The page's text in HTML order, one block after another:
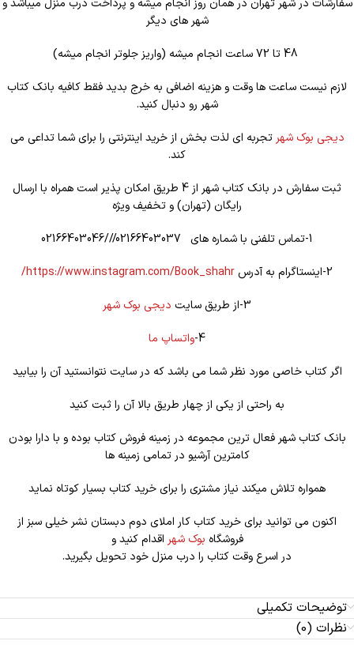
سفارشات در شهر تهران در همان روز انجام میشه و پرداخت درب منزل میباشد و
شهر های دیگر
لازم نیست ساعت ها وقت و هزینه اضافی به خرج بدید فقط کافیه بانک کتاب
شهر رو دنبال کنید.
دیجی بوک شهر تجربه ای لذت بخش از خرید اینترنتی را برای شما تداعی می
کند.
ثبت سفارش در بانک کتاب شهر از 4 طریق امکان پذیر است همراه با ارسال
رایگان (تهران) و تخفیف ویژه
1-تماس تلفنی با شماره های 02166403037///02166403046
2-اینستاگرام به آدرس
https://www.instagram.com/Book_shahr/
3-از طریق سایت
دیجی بوک شهر
4- واتساپ ما
اگر کتاب خاصی مورد نظر شما می باشد که در سایت نتوانستید آن را بیابید
به راحتی از یکی از چهار طریق بالا آن را ثبت کنید
بانک کتاب شهر فعال ترین مجموعه در زمینه فروش کتاب بوده و با دارا بودن
کامترین آرشیو در تمامی زمینه ها
همواره تلاش میکند نیاز مشتری را برای خرید کتاب بسیار کوتاه نماید
اکنون می توانید برای خرید کتاب کار املای دوم دبستان نشر خیلی سبز از
فروشگاه بوک شهر اقدام کنید و
در اسرع وقت کتاب را درب منزل خود تحویل بگیرید.
توضیحات تکمیلی
نظرات (0)